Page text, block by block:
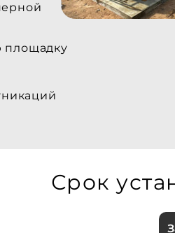
площадку
Срок